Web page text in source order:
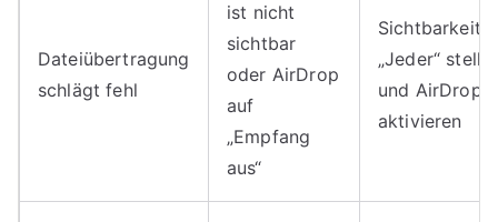
Dateiübertragung
schlägt fehl
ist nicht
sichtbar
oder AirDrop
auf
„Empfang
aus“
Sichtbarkeit
„Jeder“
und AirDrop
aktivieren